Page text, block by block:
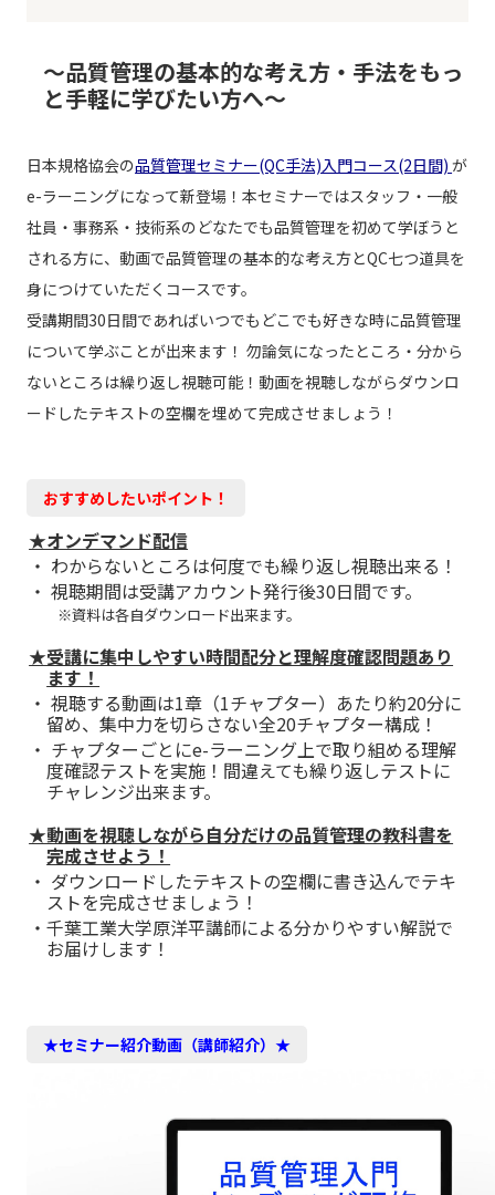
～品質管理の基本的な考え方・手法をもっ
と手軽に学びたい方へ～
日本規格協会の品質管理セミナー(QC手法)入門コース(2日間)が
e-ラーニングになって新登場！本セミナーではスタッフ・一般
社員・事務系・技術系のどなたでも品質管理を初めて学ぼうと
される方に、動画で品質管理の基本的な考え方とQC七つ道具を
身につけていただくコースです。
受講期間30日間であればいつでもどこでも好きな時に品質管理
について学ぶことが出来ます！ 勿論気になったところ・分から
ないところは繰り返し視聴可能！動画を視聴しながらダウンロ
ードしたテキストの空欄を埋めて完成させましょう！
おすすめしたいポイント！
★オンデマンド配信
・ わからないところは何度でも繰り返し視聴出来る！
・ 視聴期間は受講アカウント発行後30日間です。
※資料は各自ダウンロード出来ます。
★受講に集中しやすい時間配分と理解度確認問題あり
ます！
・ 視聴する動画は1章（1チャプター）あたり約20分に
留め、集中力を切らさない全20チャプター構成！
・ チャプターごとにe-ラーニング上で取り組める理解
度確認テストを実施！間違えても繰り返しテストに
チャレンジ出来ます。
★動画を視聴しながら自分だけの品質管理の教科書を
完成させよう！
・ ダウンロードしたテキストの空欄に書き込んでテキ
ストを完成させましょう！
・千葉工業大学原洋平講師による分かりやすい解説で
お届けします！
★セミナー紹介動画（講師紹介）★